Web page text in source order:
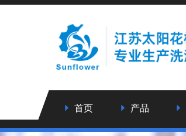
首页 产品